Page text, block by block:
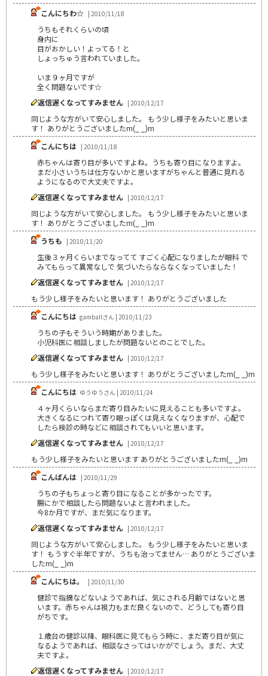
こんにちわ☆ | 2010/11/18
うちもそれくらいの頃
身内に
目がおかしい！よってる！と
しょっちゅう言われていました。
いま９ヶ月ですが
全く問題ないです☆
返信遅くなってすみません | 2010/12/17
同じような方がいて安心しました。 もう少し様子をみたいと思いま
す！ ありがとうございましたm(_ _)m
こんにちは | 2010/11/18
赤ちゃんは寄り目が多いですよね。うちも寄り目になりますよ。
まだ小さいうちは仕方ないかと思いますがちゃんと普通に見れる
ようになるので大丈夫ですよ。
返信遅くなってすみません | 2010/12/17
同じような方がいて安心しました。 もう少し様子をみたいと思いま
す！ ありがとうございましたm(_ _)m
うちも | 2010/11/20
生後３ヶ月くらいまでなってて すごく心配になりましたが眼科 で
みてもらって異常なしで 気づいたらならなくなっていました！
返信遅くなってすみません | 2010/12/17
もう少し様子をみたいと思います！ ありがとうございました
こんにちは gamballさん | 2010/11/23
うちの子もそういう時期がありました。
小児科医に相談しましたが問題ないとのことでした。
返信遅くなってすみません | 2010/12/17
もう少し様子をみたいと思います！ ありがとうございましたm(_ _)m
こんにちは ゆうゆうさん | 2010/11/24
４ヶ月くらいならまだ寄り目みたいに見えることも多いですよ。
大きくなるにつれて寄り眼っぽくは見えなくなりますが、心配で
したら検診の時などに相談されてもいいと思います。
返信遅くなってすみません | 2010/12/17
もう少し様子をみたいと思います ありがとうございましたm(_ _)m
こんばんは | 2010/11/29
うちの子もちょっと寄り目になることが多かったです。
腸にかで相談したら問題ないよと言われました。
今8か月ですが、まだ気になります。
返信遅くなってすみません | 2010/12/17
同じような方がいて安心しました。 もう少し様子をみたいと思いま
す！ もうすぐ半年ですが、うちも治ってません… ありがとうございま
したm(_ _)m
こんにちは。
| 2010/11/30
健診で指摘などないようであれば、気にされる月齢ではないと思
います。赤ちゃんは視力もまだ良くないので、どうしても寄り目
がちです。
１歳台の健診以降、眼科医に見てもらう時に、まだ寄り目が気に
なるようであれば、相談なさってはいかがでしょう。まだ、大丈
夫ですよ。
返信遅くなってすみません | 2010/12/17